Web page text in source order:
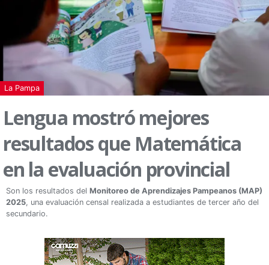
La Pampa
Lengua mostró mejores
resultados que Matemática
en la evaluación provincial
Son los resultados del Monitoreo de Aprendizajes Pampeanos (MAP)
2025, una evaluación censal realizada a estudiantes de tercer año del
secundario.